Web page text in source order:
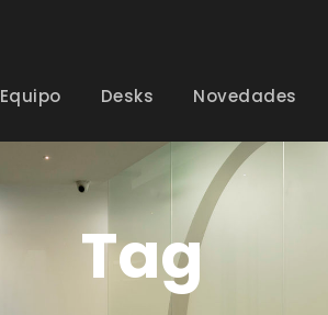
Equipo Desks Novedades
Tag